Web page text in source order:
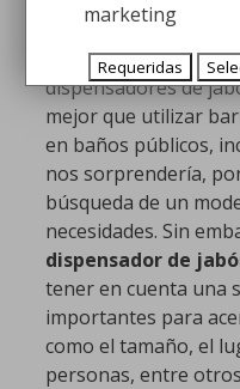
Cuando se trata de
más inteligente es
dispensadores de
mejor que utilizar
en baños públicos,
nos sorprendería,
búsqueda de un
necesidades. Sin
dispensador de
tener en cuenta una
importantes para
como el tamaño, el
personas, entre
marketing
Requeridas